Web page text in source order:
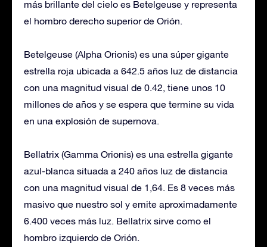
más brillante del cielo es Betelgeuse y representa
el hombro derecho superior de Orión.
Betelgeuse (Alpha Orionis) es una súper gigante
estrella roja ubicada a 642.5 años luz de distancia
con una magnitud visual de 0.42, tiene unos 10
millones de años y se espera que termine su vida
en una explosión de supernova.
Bellatrix (Gamma Orionis) es una estrella gigante
azul-blanca situada a 240 años luz de distancia
con una magnitud visual de 1,64. Es 8 veces más
masivo que nuestro sol y emite aproximadamente
6.400 veces más luz. Bellatrix sirve como el
hombro izquierdo de Orión.